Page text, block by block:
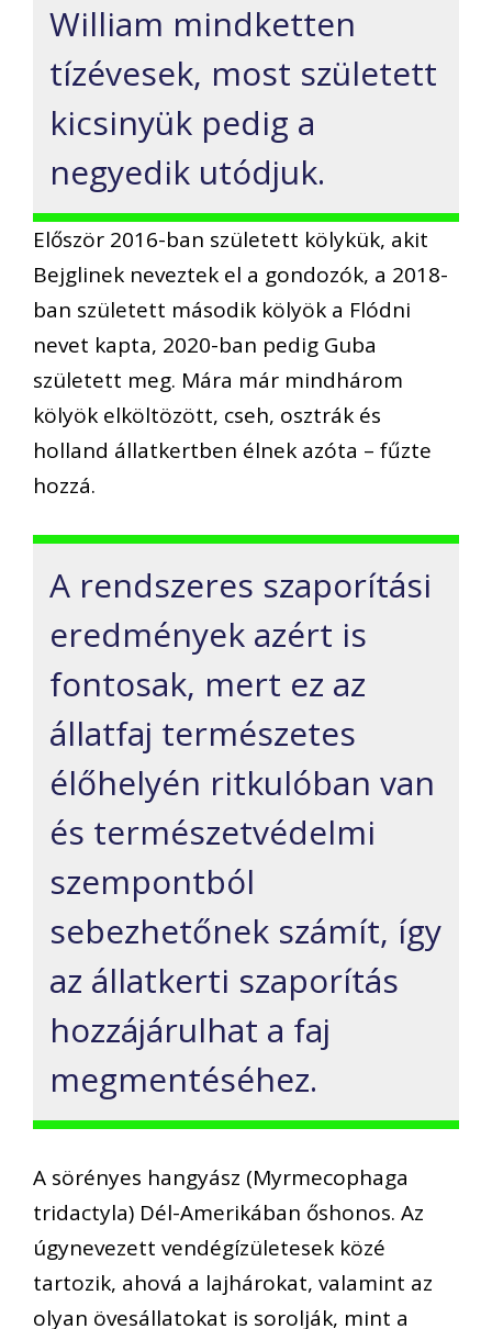
William mindketten
tízévesek, most született
kicsinyük pedig a
negyedik utódjuk.
Először 2016-ban született kölykük, akit
Bejglinek neveztek el a gondozók, a 2018-
ban született második kölyök a Flódni
nevet kapta, 2020-ban pedig Guba
született meg. Mára már mindhárom
kölyök elköltözött, cseh, osztrák és
holland állatkertben élnek azóta – fűzte
hozzá.
A rendszeres szaporítási
eredmények azért is
fontosak, mert ez az
állatfaj természetes
élőhelyén ritkulóban van
és természetvédelmi
szempontból
sebezhetőnek számít, így
az állatkerti szaporítás
hozzájárulhat a faj
megmentéséhez.
A sörényes hangyász (Myrmecophaga
tridactyla) Dél-Amerikában őshonos. Az
úgynevezett vendégízületesek közé
tartozik, ahová a lajhárokat, valamint az
olyan övesállatokat is sorolják, mint a